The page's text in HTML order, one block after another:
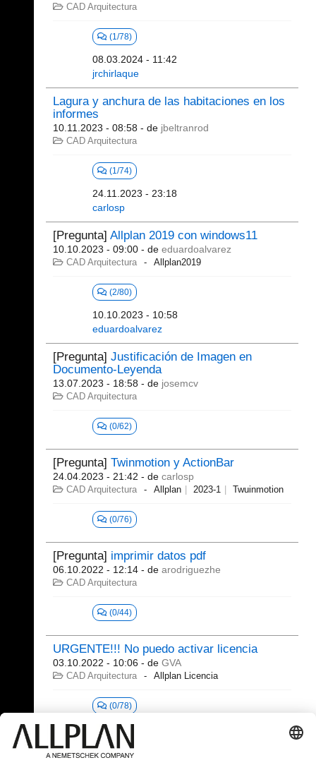
CAD Arquitectura
(1/78)
08.03.2024 - 11:42
jrchirlaque
Lagura y anchura de las habitaciones en los
informes
10.11.2023 - 08:58 - de jbeltranrod
CAD Arquitectura
(1/74)
24.11.2023 - 23:18
carlosp
[Pregunta] Allplan 2019 con windows11
10.10.2023 - 09:00 - de eduardoalvarez
CAD Arquitectura Allplan2019
(2/80)
10.10.2023 - 10:58
eduardoalvarez
[Pregunta] Justificación de Imagen en
Documento-Leyenda
13.07.2023 - 18:58 - de josemcv
CAD Arquitectura
(0/62)
[Pregunta] Twinmotion y ActionBar
24.04.2023 - 21:42 - de carlosp
CAD Arquitectura Allplan 2023-1 Twuinmotion
(0/76)
[Pregunta] imprimir datos pdf
06.10.2022 - 12:14 - de arodriguezhe
CAD Arquitectura
(0/44)
URGENTE!!! No puedo activar licencia
03.10.2022 - 10:06 - de GVA
CAD Arquitectura Allplan Licencia
(0/78)
Fallo de comunicación con Cineware.exe
17.08.2022 - 11:41